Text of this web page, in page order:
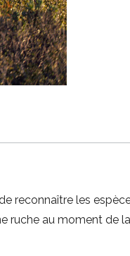
reconnaître les
ruche au moment de